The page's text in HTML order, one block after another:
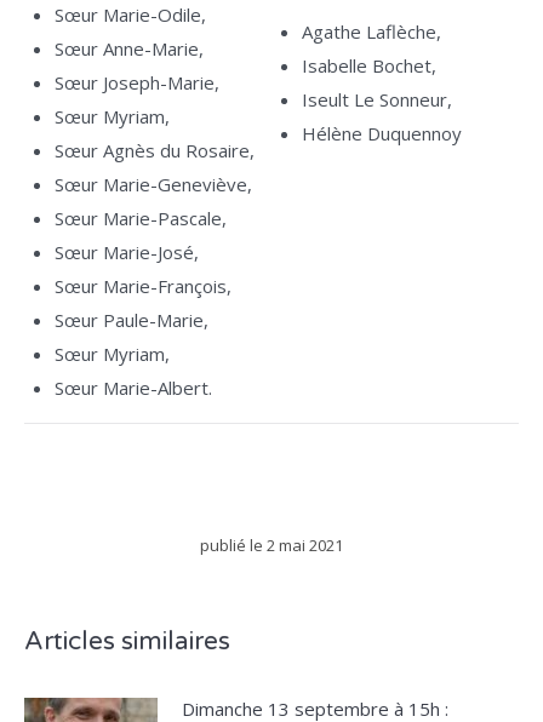
Sœur Marie-Odile,
Sœur Anne-Marie,
Sœur Joseph-Marie,
Sœur Myriam,
Sœur Agnès du Rosaire,
Sœur Marie-Geneviève,
Sœur Marie-Pascale,
Sœur Marie-José,
Sœur Marie-François,
Sœur Paule-Marie,
Sœur Myriam,
Sœur Marie-Albert.
Agathe Laflèche,
Isabelle Bochet,
Iseult Le Sonneur,
Hélène Duquennoy
publié le 2 mai 2021
Articles similaires
Dimanche 13 septembre à 15h :